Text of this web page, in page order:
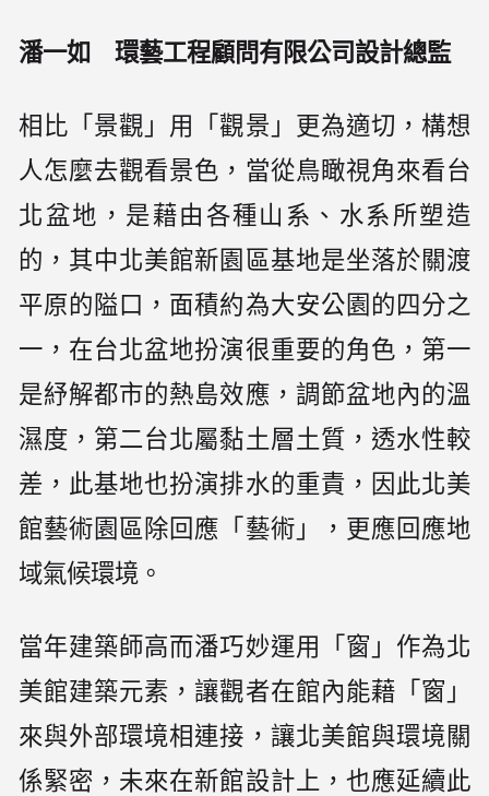
潘一如 環藝工程顧問有限公司設計總監
相比「景觀」用「觀景」更為適切，構想
人怎麼去觀看景色，當從鳥瞰視角來看台
北盆地，是藉由各種山系、水系所塑造
的，其中北美館新園區基地是坐落於關渡
平原的隘口，面積約為大安公園的四分之
一，在台北盆地扮演很重要的角色，第一
是紓解都市的熱島效應，調節盆地內的溫
濕度，第二台北屬黏土層土質，透水性較
差，此基地也扮演排水的重責，因此北美
館藝術園區除回應「藝術」，更應回應地
域氣候環境。
當年建築師高而潘巧妙運用「窗」作為北
美館建築元素，讓觀者在館內能藉「窗」
來與外部環境相連接，讓北美館與環境關
係緊密，未來在新館設計上，也應延續此